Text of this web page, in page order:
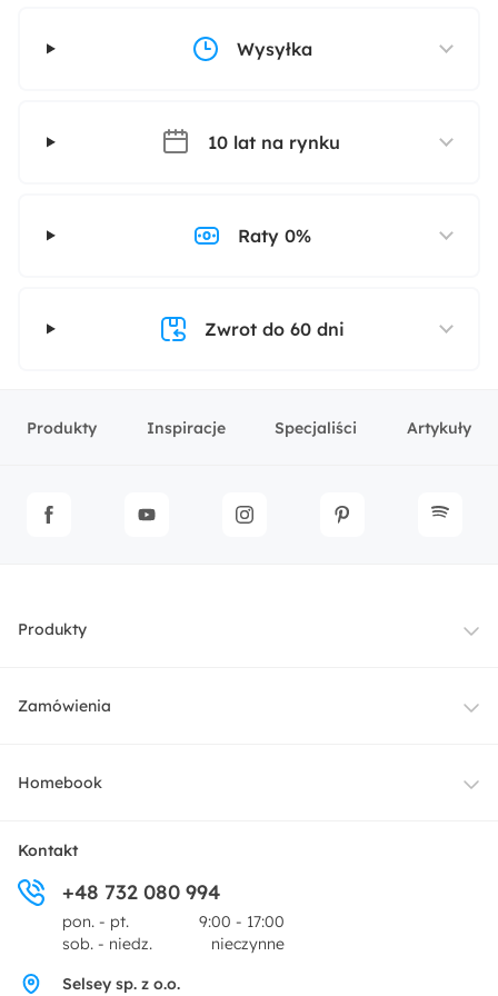
Wysyłka
10 lat na rynku
Raty 0%
Zwrot do 60 dni
Produkty Inspiracje Specjaliści Artykuły
Produkty
Meble
Dekoracje i akcesoria
Promocje
Zamówienia
Dostawa
Zwroty
Pytania i odpowiedzi
Homebook
O nas
Centrum prasowe
Kontakt
+48 732 080 994
pon. - pt.
9:00 - 17:00
sob. - niedz.
nieczynne
Selsey sp. z o.o.